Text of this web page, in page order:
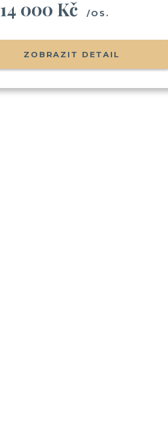
14 000 Kč /OS.
ZOBRAZIT DETAIL
Možnost soutěžit o plavby
Odesláním souhlasíte se